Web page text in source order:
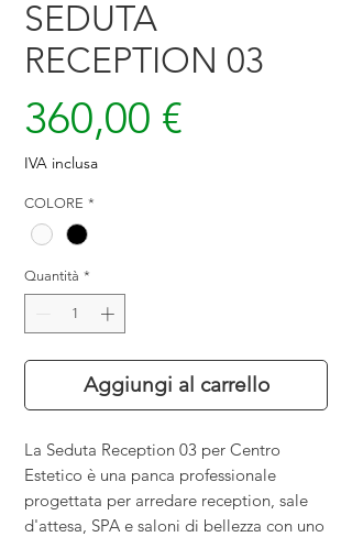
SEDUTA
RECEPTION 03
360,00 €
IVA inclusa
COLORE *
Quantità *
Aggiungi al carrello
La Seduta Reception 03 per Centro
Estetico è una panca professionale
progettata per arredare reception, sale
d'attesa, SPA e saloni di bellezza con uno